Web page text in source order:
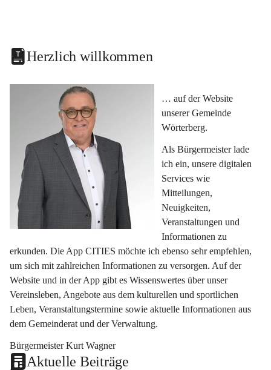
Herzlich willkommen
… auf der Website
unserer Gemeinde
Wörterberg.
Als Bürgermeister lade
ich ein, unsere digitalen
Services wie
Mitteilungen,
Neuigkeiten,
Veranstaltungen und
Informationen zu
erkunden. Die App CITIES möchte ich ebenso sehr empfehlen,
um sich mit zahlreichen Informationen zu versorgen. Auf der
Website und in der App gibt es Wissenswertes über unser
Vereinsleben, Angebote aus dem kulturellen und sportlichen
Leben, Veranstaltungstermine sowie aktuelle Informationen aus
dem Gemeinderat und der Verwaltung.
Bürgermeister Kurt Wagner
Aktuelle Beiträge